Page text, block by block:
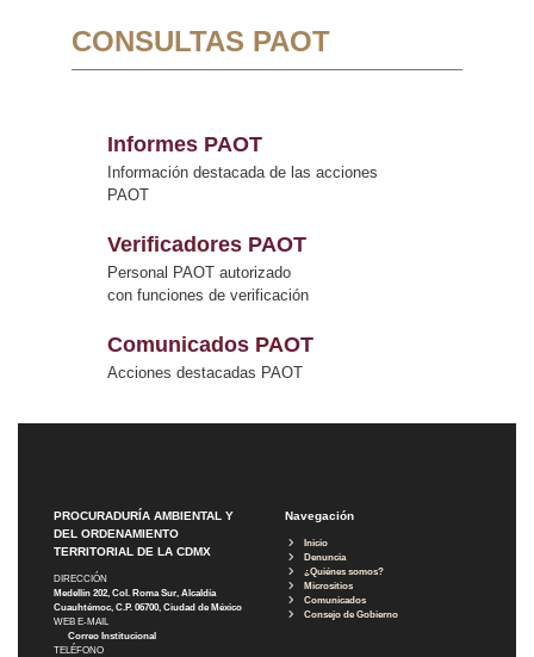
CONSULTAS PAOT
Informes PAOT
Información destacada de las acciones
PAOT
Verificadores PAOT
Personal PAOT autorizado
con funciones de verificación
Comunicados PAOT
Acciones destacadas PAOT
PROCURADURÍA AMBIENTAL Y
DEL ORDENAMIENTO
TERRITORIAL DE LA CDMX
DIRECCIÓN
Medellín 202, Col. Roma Sur, Alcaldía
Cuauhtémoc, C.P. 06700, Ciudad de México
WEB E-MAIL
Correo Institucional
TELÉFONO
Navegación
Inicio
Denuncia
¿Quiénes somos?
Micrositios
Comunicados
Consejo de Gobierno